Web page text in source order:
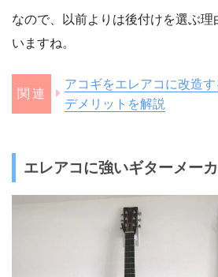
なので、以前よりは後付けを選ぶ
いますね。
アコギをエレアコに改造す
デメリットを解説
エレアコに強いギターメー